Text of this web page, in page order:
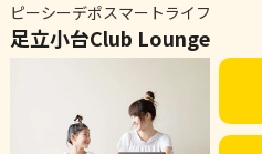
ピーシーデポスマートライフ
足立小台Club Lounge